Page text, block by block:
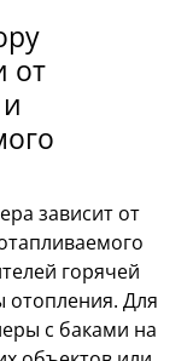
от
зависит от
горячей
отопления. Для
с баками на